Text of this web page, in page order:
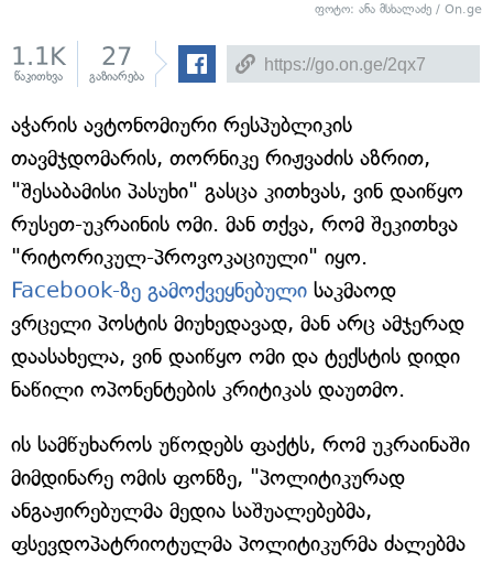
ფოტო: ანა მსხალაძე / On.ge
1.1K
წაკითხვა
27
გაზიარება
აჭარის ავტონომიური რესპუბლიკის
თავმჯდომარის, თორნიკე რიჟვაძის აზრით,
"შესაბამისი პასუხი" გასცა კითხვას, ვინ დაიწყო
რუსეთ-უკრაინის ომი. მან თქვა, რომ შეკითხვა
"რიტორიკულ-პროვოკაციული" იყო.
Facebook-ზე გამოქვეყნებული საკმაოდ
ვრცელი პოსტის მიუხედავად, მან არც ამჯერად
დაასახელა, ვინ დაიწყო ომი და ტექსტის დიდი
ნაწილი ოპონენტების კრიტიკას დაუთმო.
ის სამწუხაროს უწოდებს ფაქტს, რომ უკრაინაში
მიმდინარე ომის ფონზე, "პოლიტიკურად
ანგაჟირებულმა მედია საშუალებებმა,
ფსევდოპატრიოტულმა პოლიტიკურმა ძალებმა